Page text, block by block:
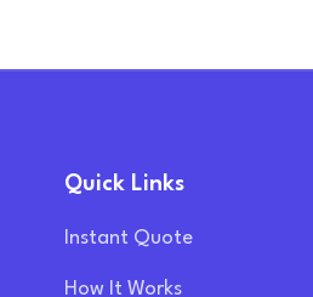
Quick Links
Instant Quote
How It Works